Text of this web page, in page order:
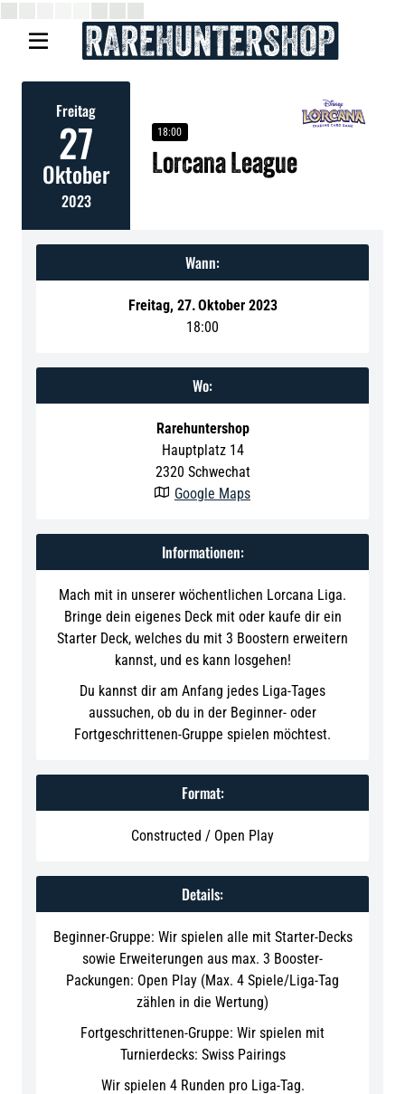

Freitag
27
Oktober
2023
18:00
Lorcana League
Wann:
Freitag, 27.Oktober 2023
18:00
Wo:
Rarehuntershop
Hauptplatz 14
2320 Schwechat
 Google Maps
Informationen:
Mach mit in unserer wöchentlichen Lorcana Liga.
Bringe dein eigenes Deck mit oder kaufe dir ein
Starter Deck, welches du mit 3 Boostern erweitern
kannst, und es kann losgehen!
Du kannst dir am Anfang jedes Liga-Tages
aussuchen, ob du in der Beginner- oder
Fortgeschrittenen-Gruppe spielen möchtest.
Format:
Constructed / Open Play
Details:
Beginner-Gruppe: Wir spielen alle mit Starter-Decks
sowie Erweiterungen aus max. 3 Booster-
Packungen: Open Play (Max. 4 Spiele/Liga-Tag
zählen in die Wertung)
Fortgeschrittenen-Gruppe: Wir spielen mit
Turnierdecks: Swiss Pairings
Wir spielen 4 Runden pro Liga-Tag.